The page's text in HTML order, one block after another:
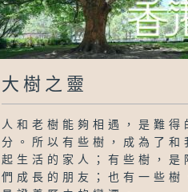
大樹之靈
人和老樹能夠相遇，是難得
分。所以有些樹，成為了和
起生活的家人；有些樹，是
們成長的朋友；也有一些樹